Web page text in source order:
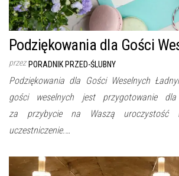
Podziękowania dla Gości
przez PORADNIK PRZED-ŚLUBNY
Podziękowania dla Gości Weselnych
gości weselnych jest przygotowanie
za przybycie na Waszą
uczestniczenie.…